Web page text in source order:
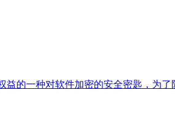
的一种对软件加密的安全密匙，为